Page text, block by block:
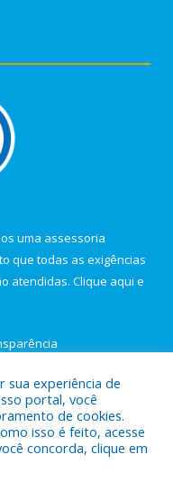
uma assessoria
que todas as exigências
atendidas. Clique aqui e
Municipal de Igarapé-
sua experiência de
portal, você
de cookies.
isso é feito, acesse
concorda, clique em